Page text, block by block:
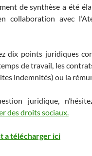
de synthèse a été
collaboration avec
dix points juridiques
de travail, les
indemnités) ou la
juridique,
des droits sociaux.
a télécharger ici